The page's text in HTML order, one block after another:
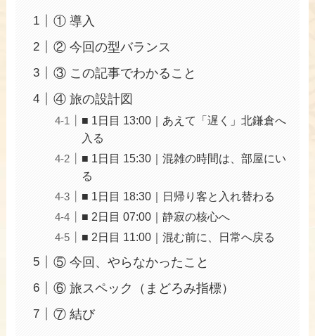
① 導入
② 今回の型バランス
③ この記事でわかること
④ 旅の設計図
■ 1日目 13:00｜あえて「遅く」北鎌倉へ
入る
■ 1日目 15:30｜混雑の時間は、部屋にい
る
■ 1日目 18:30｜日帰り客と入れ替わる
■ 2日目 07:00｜静寂の核心へ
■ 2日目 11:00｜混む前に、日常へ戻る
⑤ 今回、やらなかったこと
⑥ 旅スペック（まどろみ指標）
⑦ 結び